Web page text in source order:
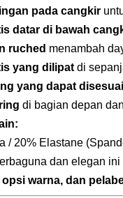
pada cangkir
datar di bawah
ruched menambah
yang dilipat di
yang dapat
di bagian depan
/ 20% Elastane
dan elegan
warna, dan